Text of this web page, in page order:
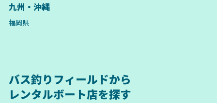
九州・沖縄
福岡県
バス釣りフィールドから
レンタルボート店を探す